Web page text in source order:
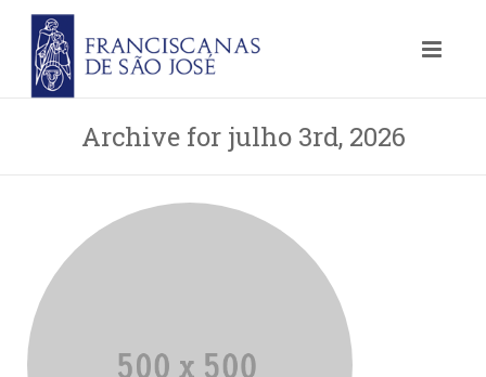
Archive for julho 3rd, 2026